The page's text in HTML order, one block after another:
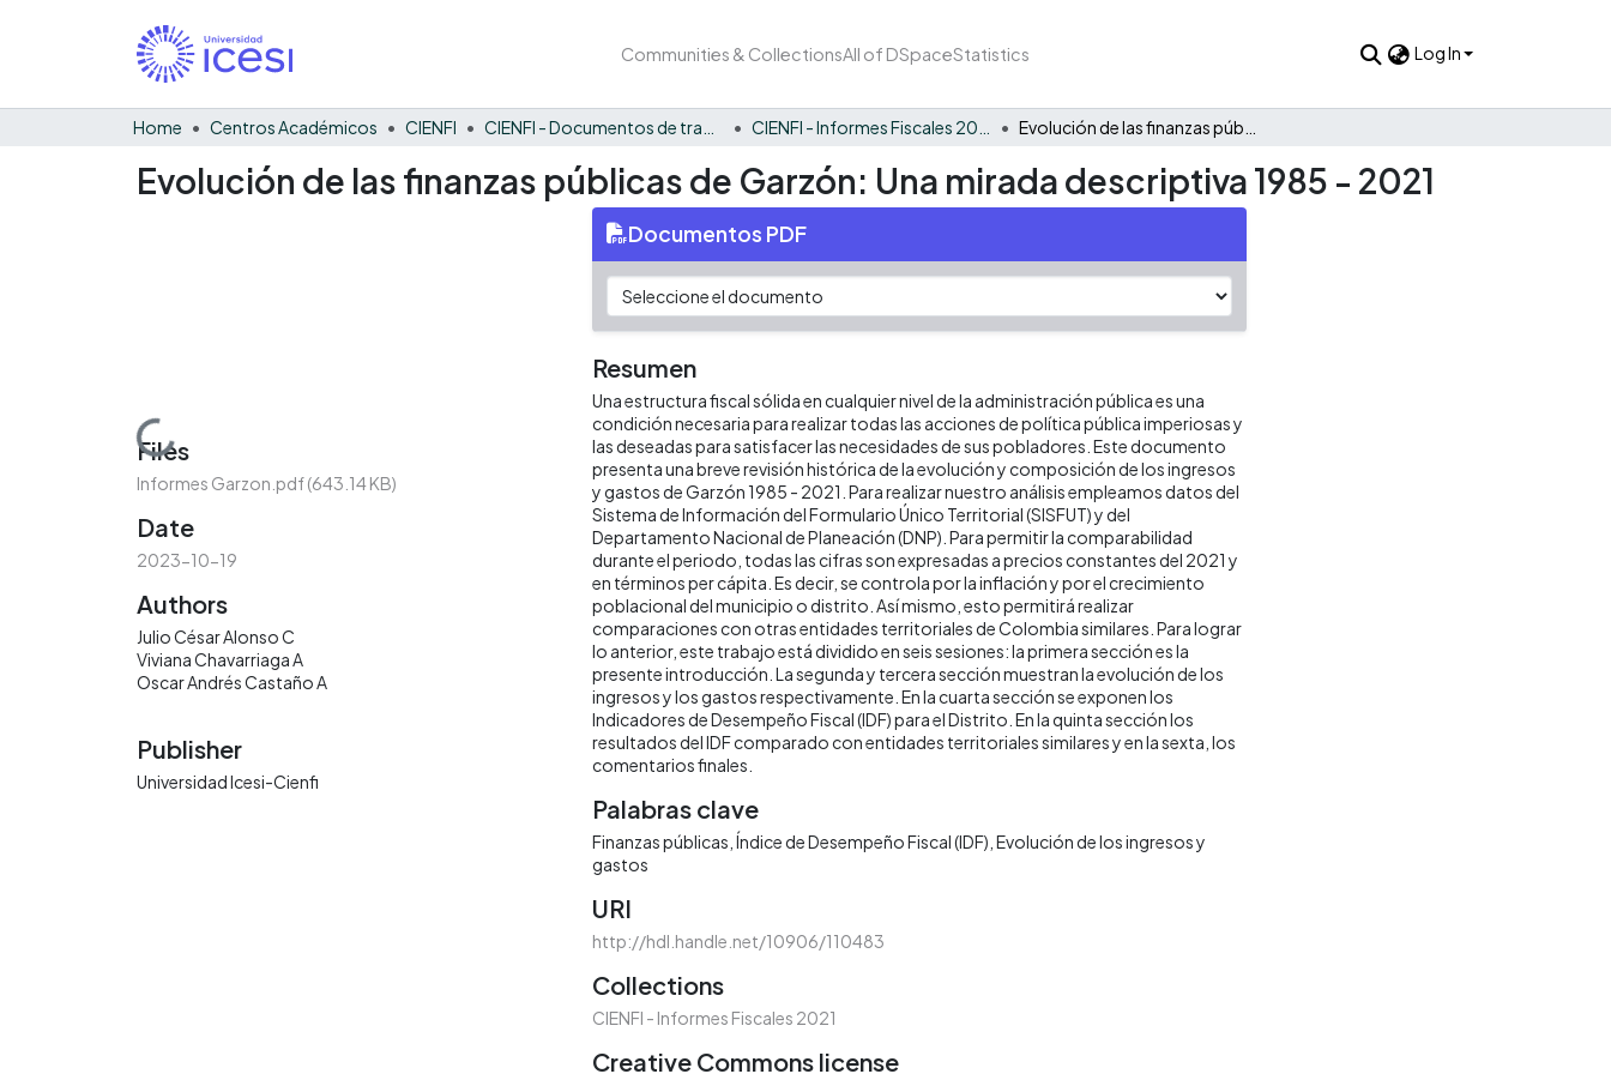
Communities & CollectionsAll of DSpaceStatistics Log In
Home Centros Académicos CIENFI
Evolución de las finanzas públicas de Garzón: Una mirada descriptiva 1985 - 2021
Loading...
Files
Informes Garzon.pdf(643.14 KB)
Date
2023-10-19
Authors
Julio César Alonso C
Viviana Chavarriaga A
Oscar Andrés Castaño A
Publisher
Universidad Icesi-Cienfi
Documentos PDF
Resumen
Una estructura fiscal sólida en cualquier nivel de la administración pública es una
condición necesaria para realizar todas las acciones de política pública imperiosas y
las deseadas para satisfacer las necesidades de sus pobladores. Este documento
presenta una breve revisión histórica de la evolución y composición de los ingresos
y gastos de Garzón 1985 - 2021. Para realizar nuestro análisis empleamos datos del
Sistema de Información del Formulario Único Territorial (SISFUT) y del
Departamento Nacional de Planeación (DNP). Para permitir la comparabilidad
durante el periodo, todas las cifras son expresadas a precios constantes del 2021 y
en términos per cápita. Es decir, se controla por la inflación y por el crecimiento
poblacional del municipio o distrito. Así mismo, esto permitirá realizar
comparaciones con otras entidades territoriales de Colombia similares. Para lograr
lo anterior, este trabajo está dividido en seis sesiones: la primera sección es la
presente introducción. La segunda y tercera sección muestran la evolución de los
ingresos y los gastos respectivamente. En la cuarta sección se exponen los
Indicadores de Desempeño Fiscal (IDF) para el Distrito. En la quinta sección los
resultados del IDF comparado con entidades territoriales similares y en la sexta, los
comentarios finales.
Palabras clave
Finanzas públicas Índice de Desempeño Fiscal (IDF) Evolución de los ingresos y
gastos
URI
http://hdl.handle.net/10906/110483
Collections
CIENFI - Informes Fiscales 2021
Creative Commons license